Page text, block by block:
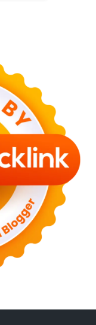
Di Tempat Awam
Tumbuh Gigi
Rahim...
& Menang...